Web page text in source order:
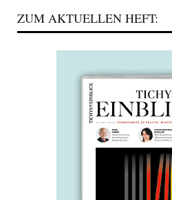
ZUM AKTUELLEN HEFT: